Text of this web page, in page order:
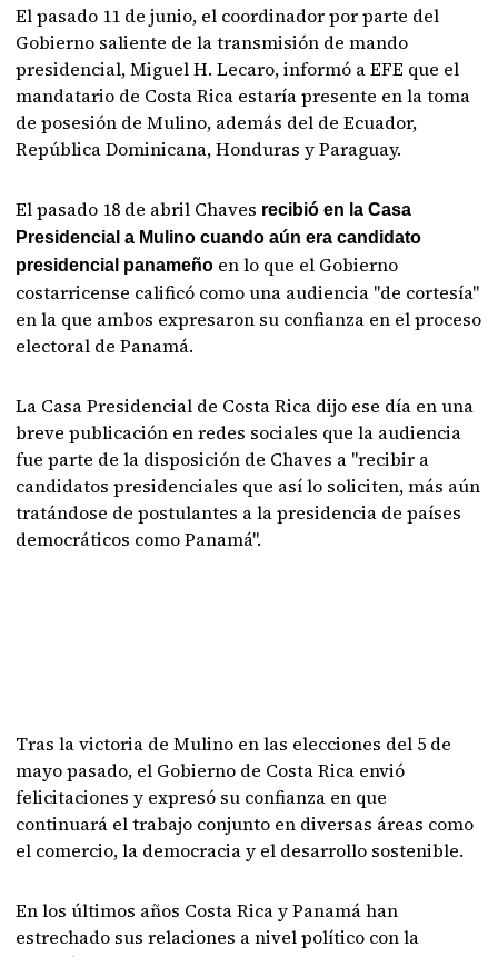
El pasado 11 de junio, el coordinador por parte del
Gobierno saliente de la transmisión de mando
presidencial, Miguel H. Lecaro, informó a EFE que el
mandatario de Costa Rica estaría presente en la toma
de posesión de Mulino, además del de Ecuador,
República Dominicana, Honduras y Paraguay.
El pasado 18 de abril Chaves recibió en la Casa
Presidencial a Mulino cuando aún era candidato
presidencial panameño en lo que el Gobierno
costarricense calificó como una audiencia "de cortesía"
en la que ambos expresaron su confianza en el proceso
electoral de Panamá.
La Casa Presidencial de Costa Rica dijo ese día en una
breve publicación en redes sociales que la audiencia
fue parte de la disposición de Chaves a "recibir a
candidatos presidenciales que así lo soliciten, más aún
tratándose de postulantes a la presidencia de países
democráticos como Panamá".
Tras la victoria de Mulino en las elecciones del 5 de
mayo pasado, el Gobierno de Costa Rica envió
felicitaciones y expresó su confianza en que
continuará el trabajo conjunto en diversas áreas como
el comercio, la democracia y el desarrollo sostenible.
En los últimos años Costa Rica y Panamá han
estrechado sus relaciones a nivel político con la